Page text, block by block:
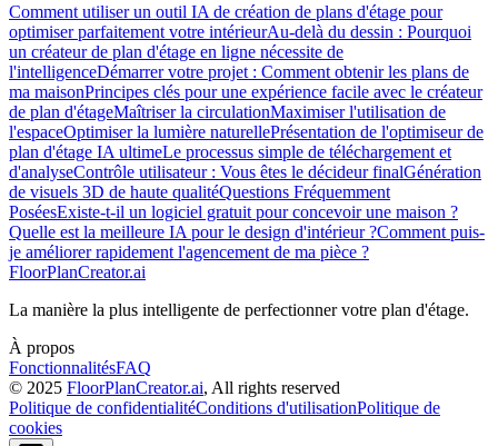
Comment utiliser un outil IA de création de plans d'étage pour
optimiser parfaitement votre intérieurAu-delà du dessin : Pourquoi
un créateur de plan d'étage en ligne nécessite de
l'intelligenceDémarrer votre projet : Comment obtenir les plans de
ma maisonPrincipes clés pour une expérience facile avec le créateur
de plan d'étageMaîtriser la circulationMaximiser l'utilisation de
l'espaceOptimiser la lumière naturellePrésentation de l'optimiseur de
plan d'étage IA ultimeLe processus simple de téléchargement et
d'analyseContrôle utilisateur : Vous êtes le décideur finalGénération
de visuels 3D de haute qualitéQuestions Fréquemment
PoséesExiste-t-il un logiciel gratuit pour concevoir une maison ?
Quelle est la meilleure IA pour le design d'intérieur ?Comment puis-
je améliorer rapidement l'agencement de ma pièce ?
FloorPlanCreator.ai
La manière la plus intelligente de perfectionner votre plan d'étage.
À propos
FonctionnalitésFAQ
© 2025 FloorPlanCreator.ai, All rights reserved
Politique de confidentialitéConditions d'utilisationPolitique de
cookies